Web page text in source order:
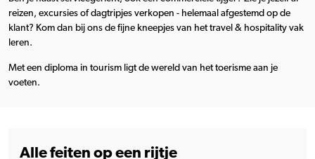
reizen, excursies of dagtripjes verkopen - helemaal afgestemd op de
klant? Kom dan bij ons de fijne kneepjes van het travel & hospitality vak
leren.
Met een diploma in tourism ligt de wereld van het toerisme aan je
voeten.
Alle feiten op een rijtje